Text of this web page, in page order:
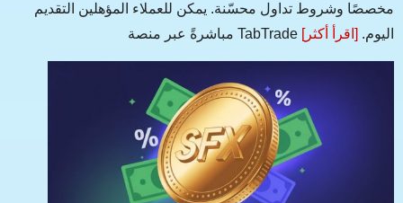
مخصصًا وشروط تداول محسّنة. يمكن للعملاء المؤهلين التقديم
مباشرةً عبر منصة TabTrade اليوم. [اقرأ أكثر]